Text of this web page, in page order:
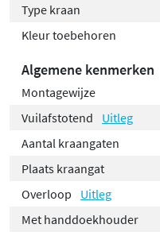
Type kraan
Kleur toebehoren
Algemene kenmerken
Montagewijze
Vuilafstotend
Uitleg
Aantal kraangaten
Plaats kraangat
Overloop
Uitleg
Met handdoekhouder